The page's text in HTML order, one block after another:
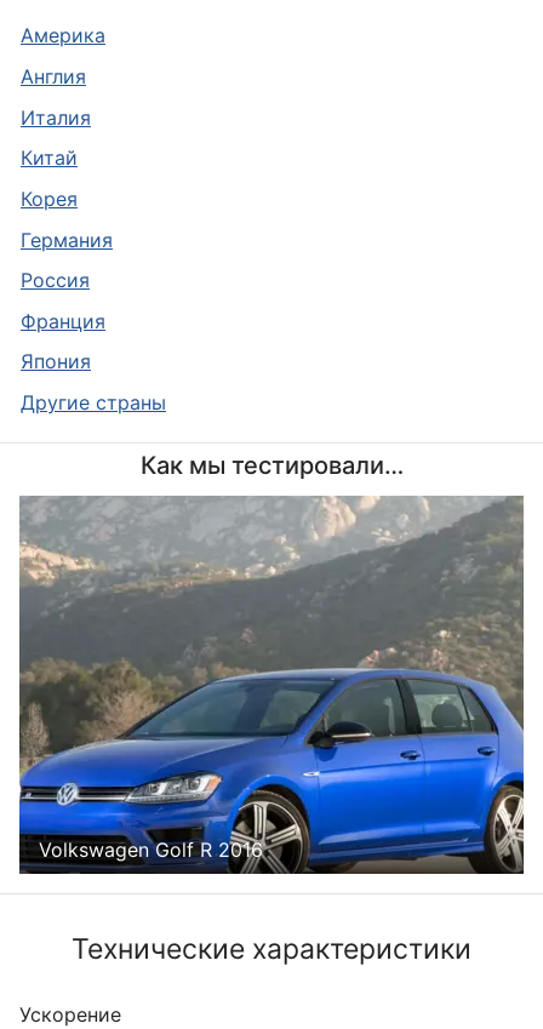
Америка
Англия
Италия
Китай
Корея
Германия
Россия
Франция
Япония
Другие страны
Как мы тестировали…
Volkswagen Golf R 2016
Технические характеристики
Ускорение